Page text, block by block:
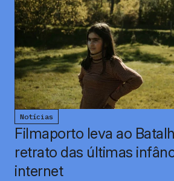
Notícias
Filmaporto leva ao
retrato das últimas
internet